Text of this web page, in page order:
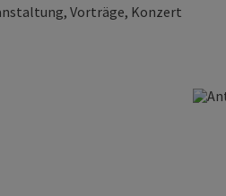
Vorträge, Konzert